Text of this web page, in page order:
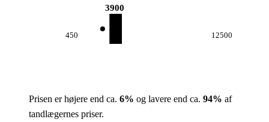
450
3900
12500
Prisen er højere end ca. 6% og lavere end ca. 94% af
tandlægernes priser.